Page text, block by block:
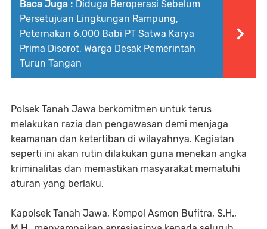
Baca Juga : Diduga Beroperasi Sebelum
Persetujuan Lingkungan Rampung,
Peternakan 6.000 Babi PT Satwa Karya
Prima Disorot, Warga Desak Pemerintah
Turun Tangan
Polsek Tanah Jawa berkomitmen untuk terus
melakukan razia dan pengawasan demi menjaga
keamanan dan ketertiban di wilayahnya. Kegiatan
seperti ini akan rutin dilakukan guna menekan angka
kriminalitas dan memastikan masyarakat mematuhi
aturan yang berlaku.
Kapolsek Tanah Jawa, Kompol Asmon Bufitra, S.H.,